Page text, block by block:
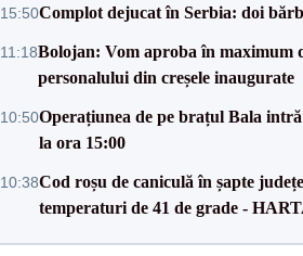
15:50Complot dejucat în Serbia: doi
11:18Bolojan: Vom aproba în maximum
personalului din creșele inaugurate
10:50Operațiunea de pe brațul Bala
la ora 15:00
10:38Cod roșu de caniculă în șapte
temperaturi de 41 de grade -